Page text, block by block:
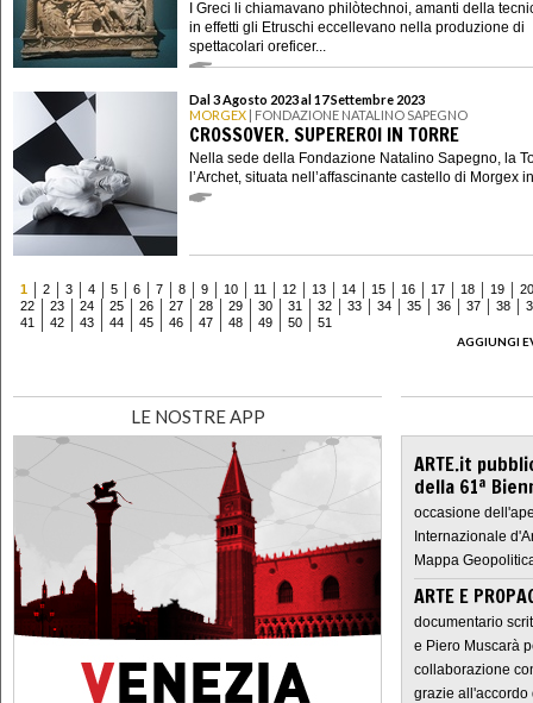
I Greci li chiamavano philòtechnoi, amanti della
in effetti gli Etruschi eccellevano nella produzione di
spettacolari oreficer...
Dal 3 Agosto 2023 al 17 Settembre 2023
MORGEX | FONDAZIONE NATALINO SAPEGNO
CROSSOVER. SUPEREROI IN TORRE
Nella sede della Fondazione Natalino Sapegno, la
l’Archet, situata nell’affascinante castello di Morgex
1 2 3 4 5 6 7 8 9 10 11 12 13 14 15 16 17 18 19
20
22
23 24 25 26 27 28 29 30 31 32 33 34 35 36 37 38
41
42 43 44 45 46 47 48 49 50
51
AGGIUNGI
LE NOSTRE APP
ARTE.it
della 61ª
occasione
Internazionale
Mappa
ARTE E
documentario
e Piero Muscarà
collaborazione
grazie all'accordo